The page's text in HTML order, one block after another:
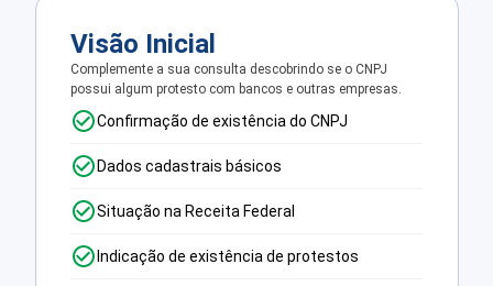
Visão Inicial
Complemente a sua consulta descobrindo se o CNPJ
possui algum protesto com bancos e outras empresas.
Confirmação de existência do CNPJ
Dados cadastrais básicos
Situação na Receita Federal
Indicação de existência de protestos